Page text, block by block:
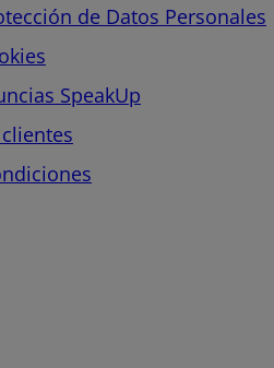
de Datos Personales
SpeakUp